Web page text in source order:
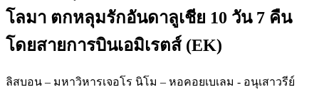
โลมา ตกหลุมรักอันดาลูเชีย 10 วัน 7 คืน
โดยสายการบินเอมิเรตส์ (EK)
ลิสบอน – มหาวิหารเจอโร นิโม – หอคอยเบเลม - อนุเสาวรีย์